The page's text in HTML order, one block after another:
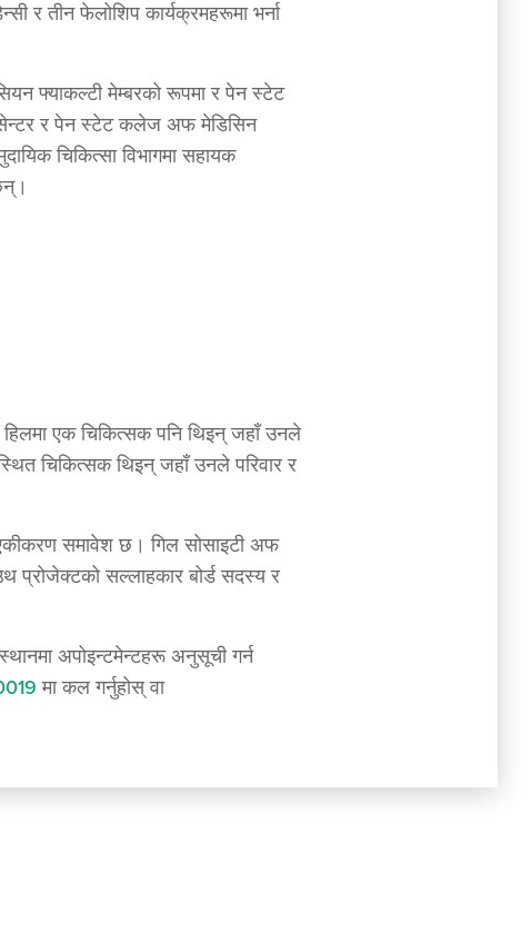
र तीन फेलोशिप कार्यक्रमहरूमा भर्ना
फ्याकल्टी मेम्बरको रूपमा र पेन स्टेट
र पेन स्टेट कलेज अफ मेडिसिन
चिकित्सा विभागमा सहायक
एक चिकित्सक पनि थिइन् जहाँ उनले
चिकित्सक थिइन् जहाँ उनले परिवार र
एकीकरण समावेश छ। गिल सोसाइटी अफ
प्रोजेक्टको सल्लाहकार बोर्ड सदस्य र
अपोइन्टमेन्टहरू अनुसूची गर्न
मा कल गर्नुहोस् वा